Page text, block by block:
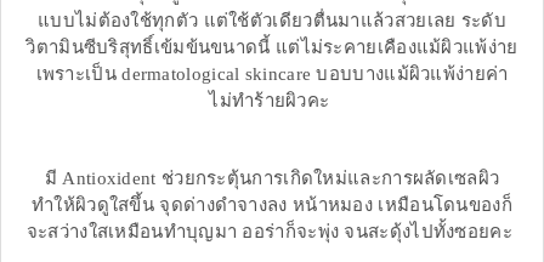
แบบไม่ต้องใช้ทุกตัว แต่ใช้ตัวเดียวตื่นมาแล้วสวยเลย ระดับ
วิตามินซีบริสุทธิ์เข้มข้นขนาดนี้ แต่ไม่ระคายเคืองแม้ผิวแพ้ง่าย
เพราะเป็น dermatological skincare บอบบางแม้ผิวแพ้ง่ายค่า
ไม่ทำร้ายผิวคะ
มี Antioxident ช่วยกระตุ้นการเกิดใหม่และการผลัดเซลผิว
ทำให้ผิวดูใสขึ้น จุดด่างดำจางลง หน้าหมอง เหมือนโดนของก็
จะสว่างใสเหมือนทำบุญมา ออร่าก็จะพุ่ง จนสะดุ้งไปทั้งซอยคะ